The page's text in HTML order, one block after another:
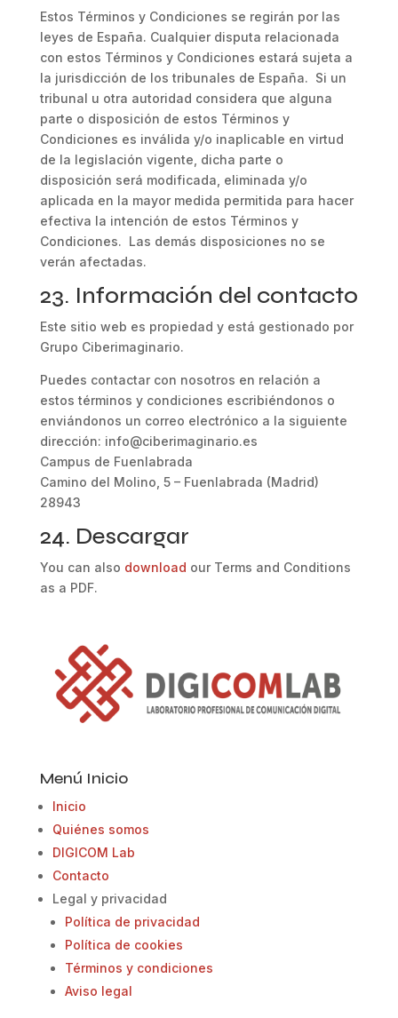
Estos Términos y Condiciones se regirán por las
leyes de España. Cualquier disputa relacionada
con estos Términos y Condiciones estará sujeta a
la jurisdicción de los tribunales de España. Si un
tribunal u otra autoridad considera que alguna
parte o disposición de estos Términos y
Condiciones es inválida y/o inaplicable en virtud
de la legislación vigente, dicha parte o
disposición será modificada, eliminada y/o
aplicada en la mayor medida permitida para hacer
efectiva la intención de estos Términos y
Condiciones. Las demás disposiciones no se
verán afectadas.
23. Información del contacto
Este sitio web es propiedad y está gestionado por
Grupo Ciberimaginario.
Puedes contactar con nosotros en relación a
estos términos y condiciones escribiéndonos o
enviándonos un correo electrónico a la siguiente
dirección: info@ciberimaginario.es
Campus de Fuenlabrada
Camino del Molino, 5 – Fuenlabrada (Madrid)
28943
24. Descargar
You can also download our Terms and Conditions
as a PDF.
Menú Inicio
Inicio
Quiénes somos
DIGICOM Lab
Contacto
Legal y privacidad
Política de privacidad
Política de cookies
Términos y condiciones
Aviso legal